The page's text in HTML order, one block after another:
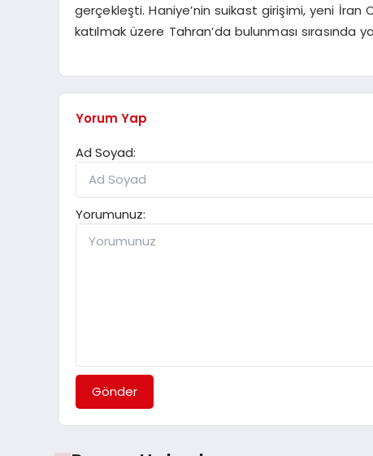
gerçekleşti. Haniye’nin suikast girişimi, yeni İran
katılmak üzere Tahran’da bulunması sırasında
Yorum Yap
Ad Soyad:
Yorumunuz:
Gönder